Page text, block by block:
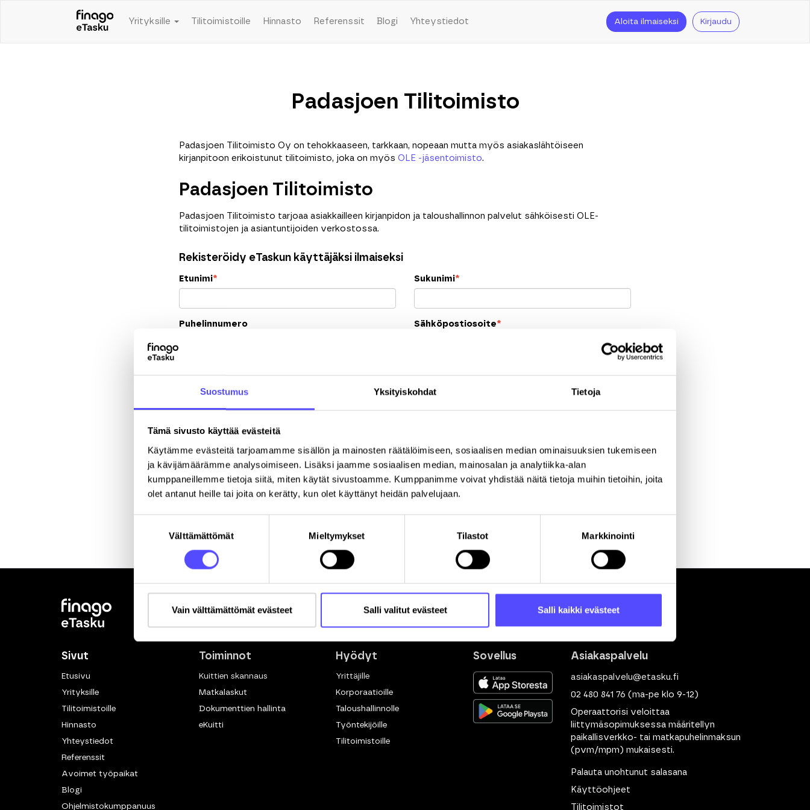
Suostumus Yksityiskohdat Tietoja
Tämä sivusto käyttää evästeitä
Käytämme evästeitä tarjoamamme sisällön ja mainosten räätälöimiseen, sosiaalisen median ominaisuuksien tukemiseen
ja kävijämäärämme analysoimiseen. Lisäksi jaamme sosiaalisen median, mainosalan ja analytiikka-alan
kumppaneillemme tietoja siitä, miten käytät sivustoamme. Kumppanimme voivat yhdistää näitä tietoja muihin tietoihin, joita
olet antanut heille tai joita on kerätty, kun olet käyttänyt heidän palvelujaan.
Välttämättömät Mieltymykset Tilastot Markkinointi
Vain välttämättömät evästeet Salli valitut evästeet Salli kaikki evästeet
Yrityksille Tilitoimistoille Hinnasto Referenssit Blogi Yhteystiedot Aloita ilmaiseksi Kirjaudu
Padasjoen Tilitoimisto
Padasjoen Tilitoimisto Oy on tehokkaaseen, tarkkaan, nopeaan mutta myös asiakaslähtöiseen
kirjanpitoon erikoistunut tilitoimisto, joka on myös OLE -jäsentoimisto.
Padasjoen Tilitoimisto
Padasjoen Tilitoimisto tarjoaa asiakkailleen kirjanpidon ja taloushallinnon palvelut sähköisesti OLE-
tilitoimistojen ja asiantuntijoiden verkostossa.
Rekisteröidy eTaskun käyttäjäksi ilmaiseksi
Etunimi* Sukunimi*
Puhelinnumero Sähköpostiosoite*
Rekisteröitymällä hyväksyt palvelunkäyttöehdot.
Sivut
Etusivu
Yrityksille
Tilitoimistoille
Hinnasto
Yhteystiedot
Referenssit
Avoimet työpaikat
Blogi
Ohjelmistokumppanuus
Toiminnot
Kuittien skannaus
Matkalaskut
Dokumenttien hallinta
eKuitti
Hyödyt
Yrittäjille
Korporaatioille
Taloushallinnolle
Työntekijöille
Tilitoimistoille
Sovellus Asiakaspalvelu
asiakaspalvelu@etasku.fi
02 480 841 76 (ma-pe klo 9-12)
Operaattorisi veloittaa
liittymäsopimuksessa määritellyn
paikallisverkko- tai matkapuhelinmaksun
(pvm/mpm) mukaisesti.
Palauta unohtunut salasana
Käyttöohjeet
Tilitoimistot